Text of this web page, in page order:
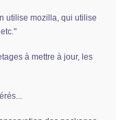
utilise mozilla, qui utilise
à mettre à jour, les